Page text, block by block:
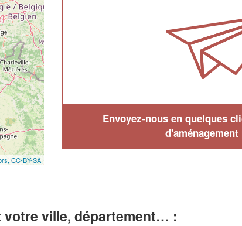
CC-BY-SA
Envoyez-nous en quelques
d'aménagement
votre ville, département… :